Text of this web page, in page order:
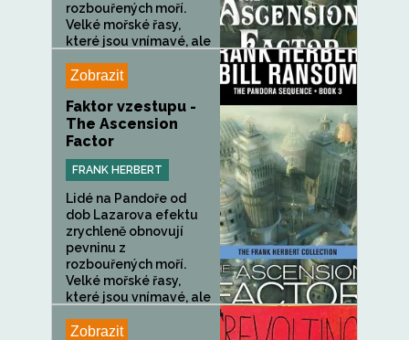
rozbouřených moří.
Velké mořské řasy,
které jsou vnímavé, ale
Zobrazit
Faktor vzestupu -
The Ascension
Factor
FRANK HERBERT
Lidé na Pandoře od
dob Lazarova efektu
zrychleně obnovují
pevninu z
rozbouřených moří.
Velké mořské řasy,
které jsou vnímavé, ale
Zobrazit